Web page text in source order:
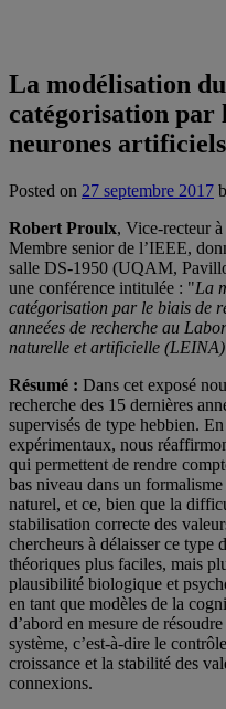
La modélisation
catégorisation par
neurones artificiels
Posted on 27 septembre 2017
Robert Proulx, Vice-recteur
Membre senior de l’IEEE,
salle DS-1950 (UQAM,
une conférence intitulée : "La
catégorisation par le biais de
anneées de recherche au
naturelle et artificielle
Résumé : Dans cet exposé
recherche des 15 dernières
supervisés de type hebbien.
expérimentaux, nous
qui permettent de rendre
bas niveau dans un
naturel, et ce, bien que la
stabilisation correcte des
chercheurs à délaisser ce type
théoriques plus faciles, mais
plausibilité biologique et
en tant que modèles de la
d’abord en mesure de
système, c’est-à-dire le
croissance et la stabilité des
connexions.